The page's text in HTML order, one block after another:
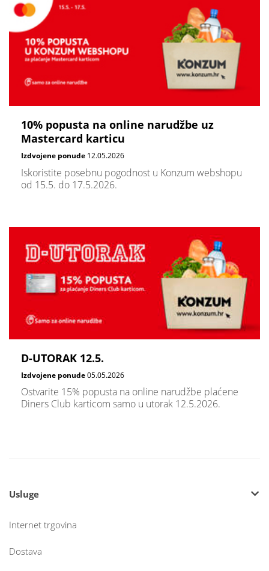
10% popusta na online narudžbe uz
Mastercard karticu
Izdvojene ponude 12.05.2026
Iskoristite posebnu pogodnost u Konzum webshopu
od 15.5. do 17.5.2026.
D-UTORAK 12.5.
Izdvojene ponude05.05.2026
Ostvarite 15% popusta na online narudžbe plaćene
Diners Club karticom samo u utorak 12.5.2026.
Usluge
Internet trgovina
Dostava